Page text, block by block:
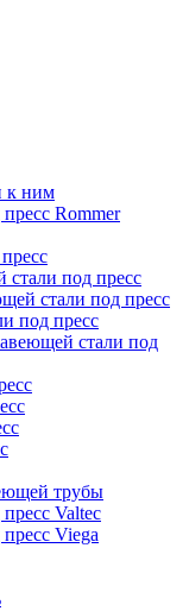
к ним
Rommer
под пресс
стали под пресс
под пресс
стали под
трубы
Valtec
Viega